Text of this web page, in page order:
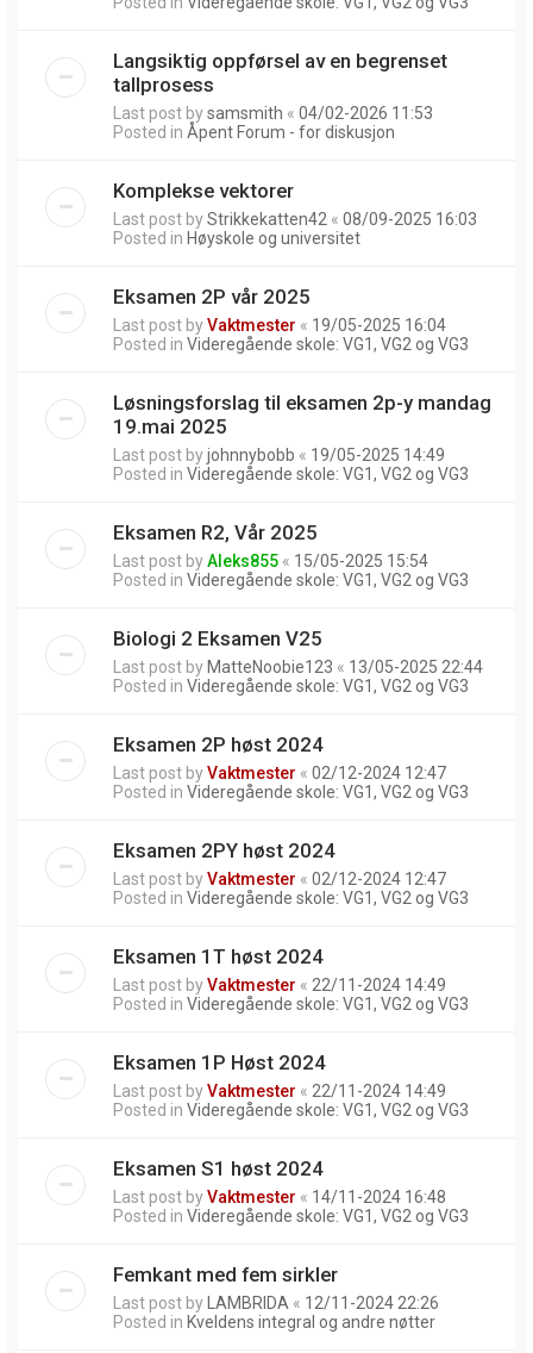
Langsiktig oppførsel av en begrenset
tallprosess
Last post bysamsmith « 04/02-2026 11:53
Posted in Åpent Forum - for diskusjon
Komplekse vektorer
Last post byStrikkekatten42 « 08/09-2025 16:03
Posted in Høyskole og universitet
Eksamen 2P vår 2025
Last post byVaktmester « 19/05-2025 16:04
Posted in Videregående skole: VG1, VG2 og VG3
Løsningsforslag til eksamen 2p-y mandag
19.mai 2025
Last post byjohnnybobb « 19/05-2025 14:49
Posted in Videregående skole: VG1, VG2 og VG3
Eksamen R2, Vår 2025
Last post byAleks855 « 15/05-2025 15:54
Posted in Videregående skole: VG1, VG2 og VG3
Biologi 2 Eksamen V25
Last post by MatteNoobie123 « 13/05-2025 22:44
Posted in Videregående skole: VG1, VG2 og VG3
Eksamen 2P høst 2024
Last post byVaktmester « 02/12-2024 12:47
Posted in Videregående skole: VG1, VG2 og VG3
Eksamen 2PY høst 2024
Last post byVaktmester « 02/12-2024 12:47
Posted in Videregående skole: VG1, VG2 og VG3
Eksamen 1T høst 2024
Last post byVaktmester « 22/11-2024 14:49
Posted in Videregående skole: VG1, VG2 og VG3
Eksamen 1P Høst 2024
Last post byVaktmester « 22/11-2024 14:49
Posted in Videregående skole: VG1, VG2 og VG3
Eksamen S1 høst 2024
Last post byVaktmester « 14/11-2024 16:48
Posted in Videregående skole: VG1, VG2 og VG3
Femkant med fem sirkler
Last post by LAMBRIDA « 12/11-2024 22:26
Posted in Kveldens integral og andre nøtter